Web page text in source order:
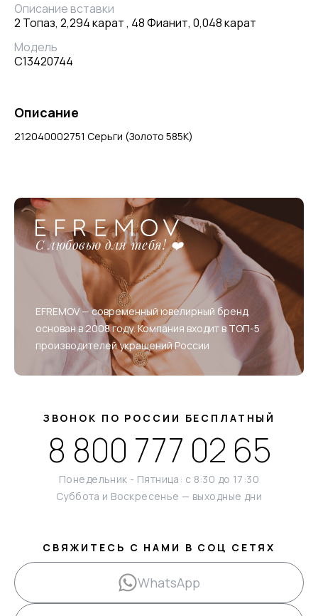
Описание вставки
2 Топаз, 2,294 карат , 48 Фианит, 0,048 карат
Модель
С13420744
Описание
212040002751 Серьги (Золото 585К)
С любовью для тебя! ❤️
EFREMOV — современный ювелирный бренд,
основан в 2008 году. Компания входит в ТОП-5
производителей украшений России
ЗВОНОК ПО РОССИИ БЕСПЛАТНЫЙ
8 800 777 02 65
Понедельник - Пятница: с 8:30 до 17:30
Суббота и Воскресенье — выходные дни
СВЯЖИТЕСЬ С НАМИ В СОЦ СЕТЯХ
WhatsApp